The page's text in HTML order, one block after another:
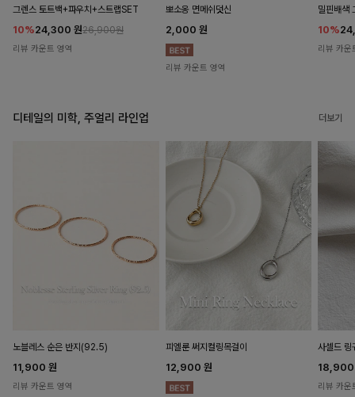
그렌스 토트백+파우치+스트랩SET
10%24,300 원26,900원
리뷰 카운트 영역
뽀소옹 면메쉬덧신
2,000 원
리뷰 카운트 영역
밀핀배색
10%
리뷰 카운
디테일의 미학, 주얼리 라인업 더보기
노블레스 순은 반지(92.5)
11,900 원
리뷰 카운트 영역
피엘룬 써지컬링목걸이
12,900 원
사셀드 링
리뷰 카운